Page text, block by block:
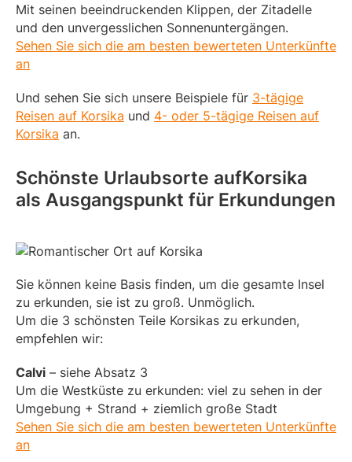
Mit seinen beeindruckenden Klippen, der Zitadelle
und den unvergesslichen Sonnenuntergängen.
Sehen Sie sich die am besten bewerteten Unterkünfte
an
Und sehen Sie sich unsere Beispiele für 3-tägige
Reisen auf Korsika und 4- oder 5-tägige Reisen auf
Korsika an.
Schönste Urlaubsorte aufKorsika
als Ausgangspunkt für Erkundungen
Sie können keine Basis finden, um die gesamte Insel
zu erkunden, sie ist zu groß. Unmöglich.
Um die 3 schönsten Teile Korsikas zu erkunden,
empfehlen wir:
Calvi – siehe Absatz 3
Um die Westküste zu erkunden: viel zu sehen in der
Umgebung + Strand + ziemlich große Stadt
Sehen Sie sich die am besten bewerteten Unterkünfte
an